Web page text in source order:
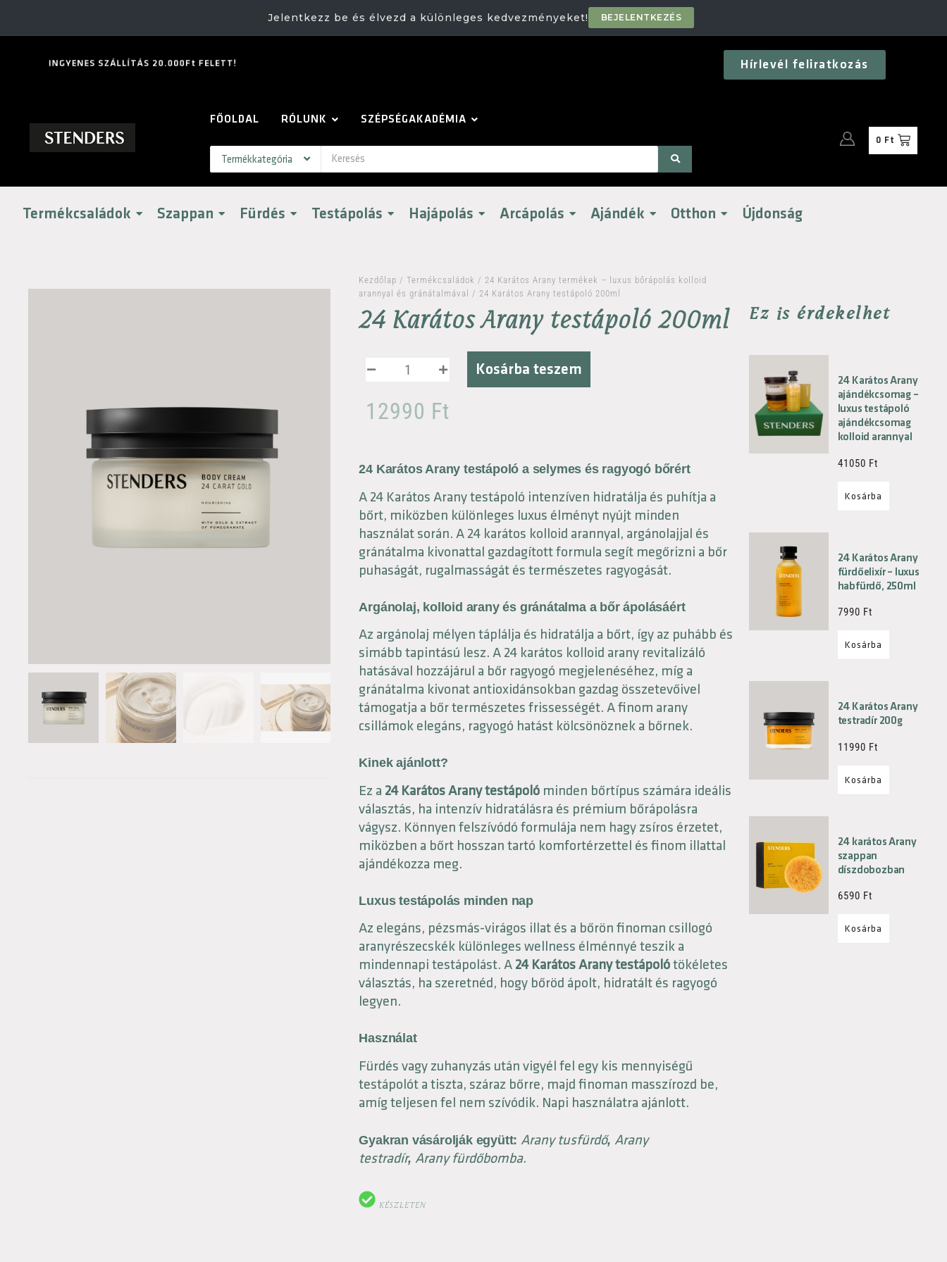
Jelentkezz be és élvezd a különleges kedvezményeket! BEJELENTKEZÉS
NGYENES SZÁLLÍTÁS 20.000Ft FELETT Hírlevél feliratkozás
FŐOLDAL RÓLUNK SZÉPSÉGAKADÉMIA
0 Ft
Termékcsaládok Szappan Fürdés Testápolás Hajápolás Arcápolás Ajándék Otthon Újdonság
Kezdőlap /Termékcsaládok /24 Karátos Arany termékek – luxus bőrápolás kolloid
arannyal és gránátalmával
/ 24 Karátos Arany testápoló 200ml
24 Karátos Arany testápoló 200ml
Kosárba teszem
12990 Ft
24 Karátos Arany testápoló a selymes és ragyogó bőrért
A 24 Karátos Arany testápoló intenzíven hidratálja és puhítja a
bőrt, miközben különleges luxus élményt nyújt minden
használat során. A 24 karátos kolloid arannyal, argánolajjal és
gránátalma kivonattal gazdagított formula segít megőrizni a bőr
puhaságát, rugalmasságát és természetes ragyogását.
Argánolaj, kolloid arany és gránátalma a bőr ápolásáért
Az argánolaj mélyen táplálja és hidratálja a bőrt, így az puhább és
simább tapintású lesz. A 24 karátos kolloid arany revitalizáló
hatásával hozzájárul a bőr ragyogó megjelenéséhez, míg a
gránátalma kivonat antioxidánsokban gazdag összetevőivel
támogatja a bőr természetes frissességét. A finom arany
csillámok elegáns, ragyogó hatást kölcsönöznek a bőrnek.
Kinek ajánlott?
Ez a 24 Karátos Arany testápoló minden bőrtípus számára ideális
választás, ha intenzív hidratálásra és prémium bőrápolásra
vágysz. Könnyen felszívódó formulája nem hagy zsíros érzetet,
miközben a bőrt hosszan tartó komfortérzettel és finom illattal
ajándékozza meg.
Luxus testápolás minden nap
Az elegáns, pézsmás-virágos illat és a bőrön finoman csillogó
aranyrészecskék különleges wellness élménnyé teszik a
mindennapi testápolást. A 24 Karátos Arany testápolótökéletes
választás, ha szeretnéd, hogy bőröd ápolt, hidratált és ragyogó
legyen.
Használat
Fürdés vagy zuhanyzás után vigyél fel egy kis mennyiségű
testápolót a tiszta, száraz bőrre, majd finoman masszírozd be,
amíg teljesen fel nem szívódik. Napi használatra ajánlott.
Gyakran vásárolják együtt: Arany tusfürdő, Arany
testradír, Arany fürdőbomba.
KÉSZLETEN
Ez is érdekelhet
24 Karátos Arany
ajándékcsomag –
luxus testápoló
ajándékcsomag
kolloid arannyal
41050 Ft
Kosárba
24 Karátos Arany
fürdőelixír – luxus
habfürdő, 250ml
7990 Ft
Kosárba
24 Karátos Arany
testradír 200g
11990 Ft
Kosárba
24 karátos Arany
szappan
díszdobozban
6590 Ft
Kosárba